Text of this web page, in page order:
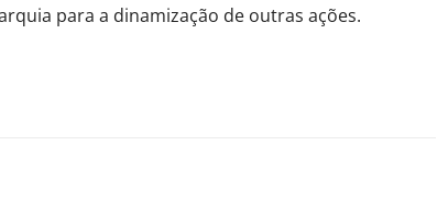
para a dinamização de outras ações.